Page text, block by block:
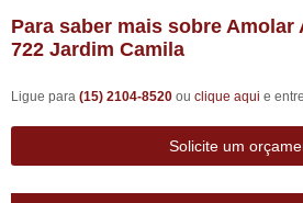
Para saber mais sobre Amolar
722 Jardim Camila
Ligue para (15) 2104-8520 ou clique aqui e
Solicite um